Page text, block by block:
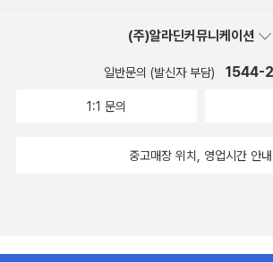
(주)알라딘커뮤니케이션
일반문의 (발신자 부담) 1544-
1:1 문의
중고매장 위치, 영업시간 안내